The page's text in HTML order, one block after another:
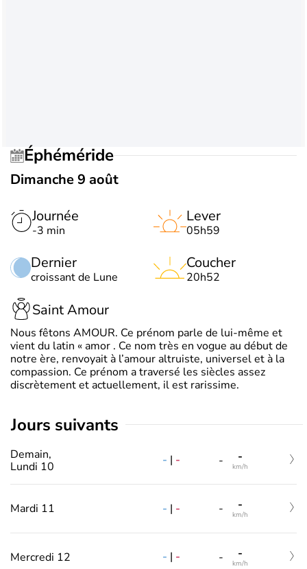
Éphéméride
Dimanche 9 août
Journée
-3 min
Dernier
croissant de Lune
Lever
05h59
Coucher
20h52
Saint Amour
Nous fêtons AMOUR. Ce prénom parle de lui-même et
vient du latin « amor . Ce nom très en vogue au début de
notre ère, renvoyait à l’amour altruiste, universel et à la
compassion. Ce prénom a traversé les siècles assez
discrètement et actuellement, il est rarissime.
jours suivants
Demain,
Lundi 10
- | - - -
km/h
Mardi 11 - | - - -
km/h
Mercredi 12 - | - - -
km/h